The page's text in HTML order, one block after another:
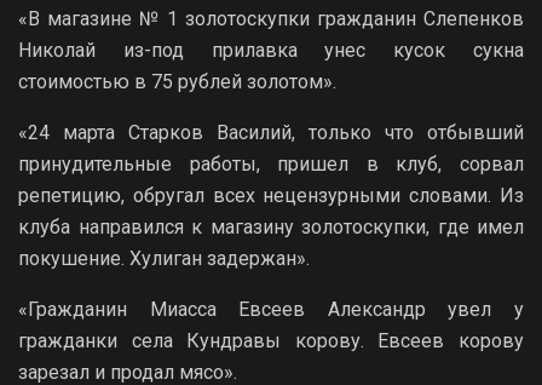
«В магазине № 1 золотоскупки гражданин Слепенков
Николай из-под прилавка унес кусок сукна
стоимостью в 75 рублей золотом».
«24 марта Старков Василий, только что отбывший
принудительные работы, пришел в клуб, сорвал
репетицию, обругал всех нецензурными словами. Из
клуба направился к магазину золотоскупки, где имел
покушение. Хулиган задержан».
«Гражданин Миасса Евсеев Александр увел у
гражданки села Кундравы корову. Евсеев корову
зарезал и продал мясо».